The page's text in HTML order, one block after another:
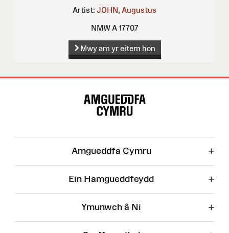
Artist: JOHN, Augustus
NMW A 17707
Mwy am yr eitem hon
Amgueddfa Cymru +
Ein Hamgueddfeydd +
Ymunwch â Ni +